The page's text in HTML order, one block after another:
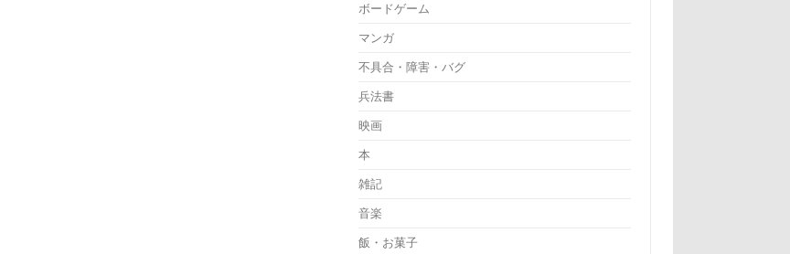
ボードゲーム
マンガ
不具合・障害・バグ
兵法書
映画
本
雑記
音楽
飯・お菓子